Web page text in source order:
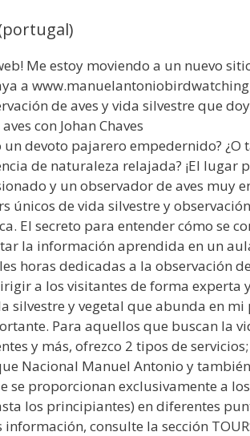
Me estoy moviendo a un nuevo
a
de aves y vida silvestre que
con Johan Chaves
devoto pajarero empedernido? ¿O
de naturaleza relajada? ¡El lugar
y un observador de aves muy
de vida silvestre y
El secreto para entender cómo se
la información aprendida en un
horas dedicadas a la observación
a los visitantes de forma experta
y vegetal que abunda en mi
Para aquellos que buscan la
y más, ofrezco 2 tipos de
Nacional Manuel Antonio y
se proporcionan exclusivamente a
los principiantes) en diferentes
consulte la sección